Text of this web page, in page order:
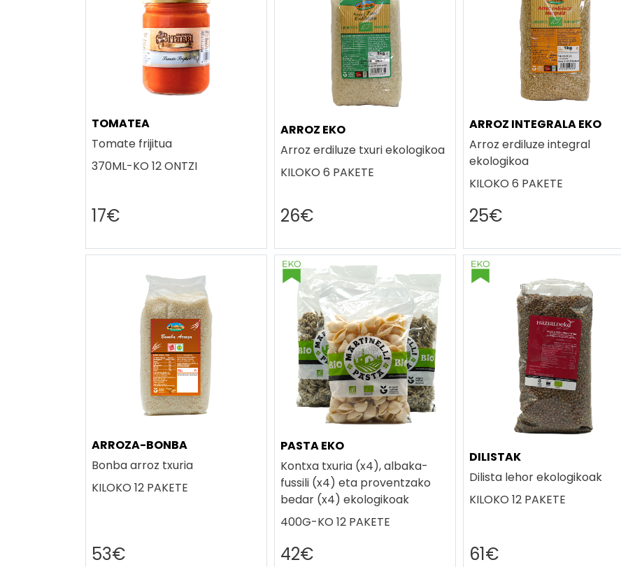
TOMATEA
Tomate frijitua
370ML-KO 12 ONTZI
17€
ARROZ EKO
Arroz erdiluze txuri ekologikoa
KILOKO 6 PAKETE
26€
ARROZ INTEGRALA EKO
Arroz erdiluze integral
ekologikoa
KILOKO 6 PAKETE
25€
ARROZA-BONBA
Bonba arroz txuria
KILOKO 12 PAKETE
53€
PASTA EKO
Kontxa txuria (x4), albaka-
fussili (x4) eta proventzako
bedar (x4) ekologikoak
400G-KO 12 PAKETE
42€
DILISTAK
Dilista lehor ekologikoak
KILOKO 12 PAKETE
61€